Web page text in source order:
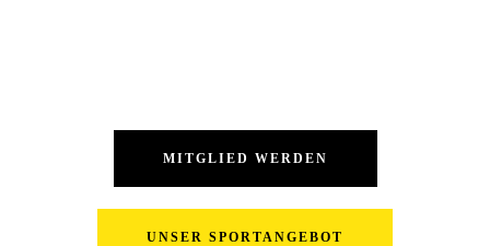
MITGLIED WERDEN
UNSER SPORTANGEBOT